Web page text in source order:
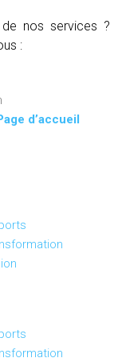
nos services ?
:
d’accueil